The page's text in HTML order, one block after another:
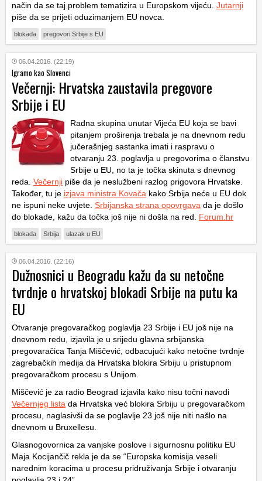
način da se taj problem tematizira u Europskom vijeću. Jutarnji
piše da se prijeti oduzimanjem EU novca.
blokada pregovori Srbije s EU
06.04.2016. (22:19)
Igramo kao Slovenci
Večernji: Hrvatska zaustavila pregovore
Srbije i EU
Radna skupina unutar Vijeća EU koja se bavi
pitanjem proširenja trebala je na dnevnom redu
jučerašnjeg sastanka imati i raspravu o
otvaranju 23. poglavlja u pregovorima o članstvu
Srbije u EU, no ta je točka skinuta s dnevnog
reda. Večernji piše da je neslužbeni razlog prigovora Hrvatske.
Također, tu je izjava ministra Kovača kako Srbija neće u EU dok
ne ispuni neke uvjete. Srbijanska strana opovrgava da je došlo
do blokade, kažu da točka još nije ni došla na red. Forum.hr
blokada Srbija ulazak u EU
06.04.2016. (22:16)
Dužnosnici u Beogradu kažu da su netočne
tvrdnje o hrvatskoj blokadi Srbije na putu ka
EU
Otvaranje pregovaračkog poglavlja 23 Srbije i EU još nije na
dnevnom redu, izjavila je u srijedu glavna srbijanska
pregovaračica Tanja Miščević, odbacujući kako netočne tvrdnje
zagrebačkih medija da Hrvatska blokira Srbiju u pristupnom
pregovaračkom procesu s Unijom.
Miščević je za radio Beograd izjavila kako nisu točni navodi
Večernjeg lista da Hrvatska već blokira Srbiju u pregovaračkom
procesu, naglasivši da se poglavlje 23 još nije niti našlo na
dnevnom u Bruxellesu.
Glasnogovornica za vanjske poslove i sigurnosnu politiku EU
Maja Kocijančič rekla je da se “Europska komisija veseli
narednim koracima u procesu pridruživanja Srbije i otvaranju